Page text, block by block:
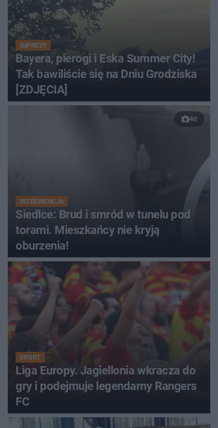
IMPREZY
Bayera, pierogi i Eska Summer City!
Tak bawiliście się na Dniu Grodziska
[ZDJĘCIA]
40
INTERWENCJA
Siedlce: Brud i smród w tunelu pod
torami. Mieszkańcy nie kryją
oburzenia!
SPORT
Liga Europy. Jagiellonia wkracza do
gry i podejmuje legendarny Rangers
FC